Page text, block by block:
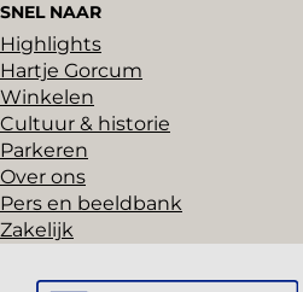
SNEL NAAR
Highlights
Hartje Gorcum
Winkelen
Cultuur & historie
Parkeren
Over ons
Pers en beeldbank
Zakelijk